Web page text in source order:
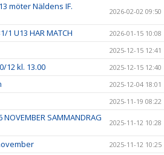
möter Näldens IF.
2026-02-02 09:50
1 U13 HAR MATCH 2026-01-15 10:08
2025-12-15 12:41
12 kl. 13.00 2025-12-15 12:40
2025-12-04 18:01
2025-11-19 08:22
NOVEMBER SAMMANDRAG
2025-11-12 10:28
2025-11-12 10:25